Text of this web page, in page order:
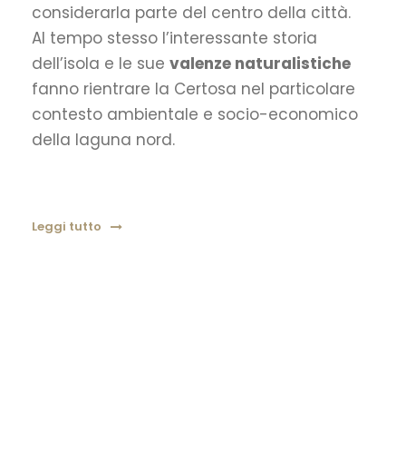
considerarla parte del centro della città.
Al tempo stesso l’interessante storia
dell’isola e le sue valenze naturalistiche
fanno rientrare la Certosa nel particolare
contesto ambientale e socio-economico
della laguna nord.
Leggi tutto